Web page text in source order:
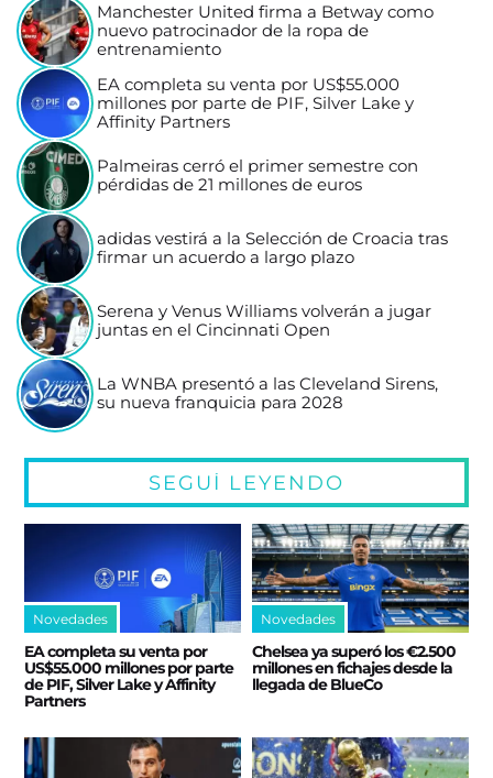
Manchester United firma a Betway como
nuevo patrocinador de la ropa de
entrenamiento
EA completa su venta por US$55.000
millones por parte de PIF, Silver Lake y
Affinity Partners
Palmeiras cerró el primer semestre con
pérdidas de 21 millones de euros
adidas vestirá a la Selección de Croacia tras
firmar un acuerdo a largo plazo
Serena y Venus Williams volverán a jugar
juntas en el Cincinnati Open
La WNBA presentó a las Cleveland Sirens,
su nueva franquicia para 2028
SEGUÍ LEYENDO
Novedades
EA completa su venta por
US$55.000 millones por parte
de PIF, Silver Lake y Affinity
Partners
Novedades
Chelsea ya superó los €2.500
millones en fichajes desde la
llegada de BlueCo